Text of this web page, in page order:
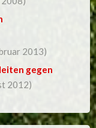
2013)
gegen
2012)